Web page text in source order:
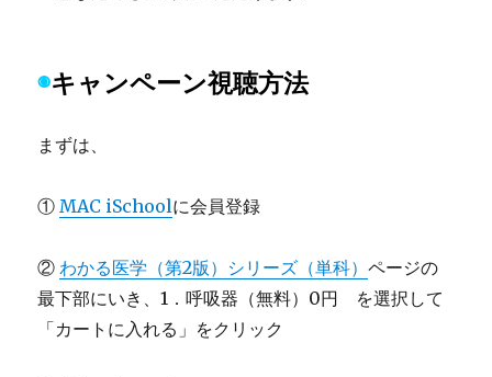
◉キャンペーン視聴方法
まずは、
① MAC iSchoolに会員登録
② わかる医学（第2版）シリーズ（単科）ページの
最下部にいき、1．呼吸器（無料）0円 を選択して
「カートに入れる」をクリック